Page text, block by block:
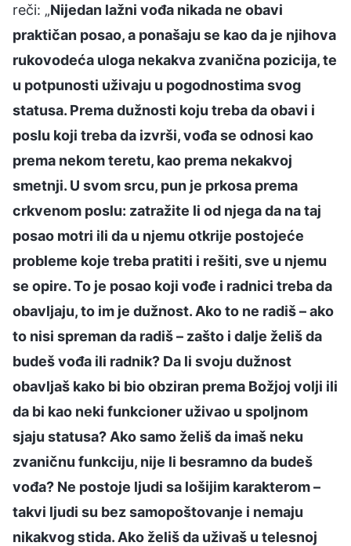
reči: „Nijedan lažni vođa nikada ne obavi
praktičan posao, a ponašaju se kao da je njihova
rukovodeća uloga nekakva zvanična pozicija, te
u potpunosti uživaju u pogodnostima svog
statusa. Prema dužnosti koju treba da obavi i
poslu koji treba da izvrši, vođa se odnosi kao
prema nekom teretu, kao prema nekakvoj
smetnji. U svom srcu, pun je prkosa prema
crkvenom poslu: zatražite li od njega da na taj
posao motri ili da u njemu otkrije postojeće
probleme koje treba pratiti i rešiti, sve u njemu
se opire. To je posao koji vođe i radnici treba da
obavljaju, to im je dužnost. Ako to ne radiš – ako
to nisi spreman da radiš – zašto i dalje želiš da
budeš vođa ili radnik? Da li svoju dužnost
obavljaš kako bi bio obziran prema Božjoj volji ili
da bi kao neki funkcioner uživao u spoljnom
sjaju statusa? Ako samo želiš da imaš neku
zvaničnu funkciju, nije li besramno da budeš
vođa? Ne postoje ljudi sa lošijim karakterom –
takvi ljudi su bez samopoštovanje i nemaju
nikakvog stida. Ako želiš da uživaš u telesnoj